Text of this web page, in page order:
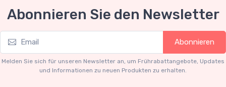
735S Autodromo Press
€239.90
Ferrari 735S - 166 MM
Miglia 1954 car #556 Driver:
Graffenried - G. Parravicini
€239.90
Abonnieren Sie den Newsletter
Abonnieren
Melden Sie sich für unseren Newsletter an, um Frührabattangebote, Updates
und Informationen zu neuen Produkten zu erhalten.